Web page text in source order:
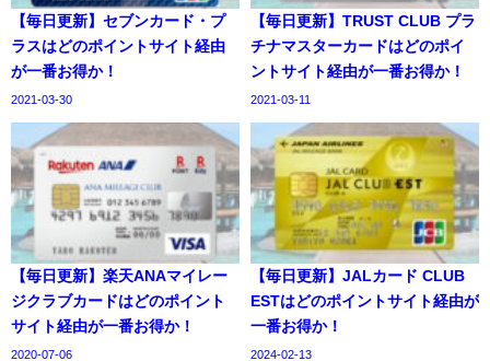
【毎日更新】セブンカード・プ
ラスはどのポイントサイト経由
が一番お得か！
2021-03-30
【毎日更新】TRUST CLUB プラ
チナマスターカードはどのポイ
ントサイト経由が一番お得か！
2021-03-11
【毎日更新】楽天ANAマイレー
ジクラブカードはどのポイント
サイト経由が一番お得か！
2020-07-06
【毎日更新】JALカード CLUB
ESTはどのポイントサイト経由が
一番お得か！
2024-02-13